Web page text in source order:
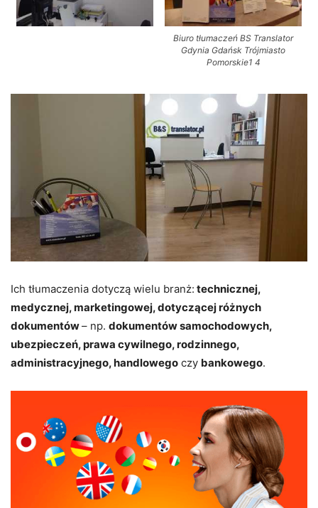
Biuro tłumaczeń BS Translator
Gdynia Gdańsk Trójmiasto
Pomorskie1 4
Ich tłumaczenia dotyczą wielu branż: technicznej,
medycznej, marketingowej, dotyczącej różnych
dokumentów– np. dokumentów samochodowych,
ubezpieczeń, prawa cywilnego, rodzinnego,
administracyjnego, handlowego czy bankowego.